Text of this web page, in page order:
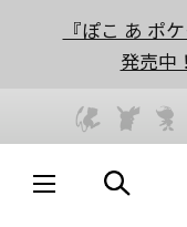
『ぽこ あ ポ
発売中